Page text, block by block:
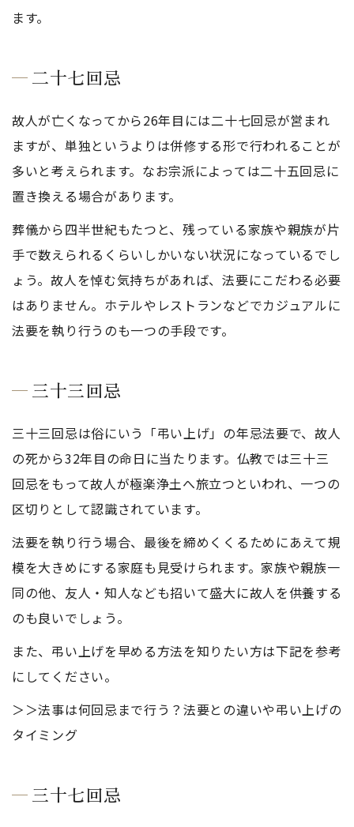
ます。
二十七回忌
故人が亡くなってから26年目には二十七回忌が営まれ
ますが、単独というよりは併修する形で行われることが
多いと考えられます。なお宗派によっては二十五回忌に
置き換える場合があります。
葬儀から四半世紀もたつと、残っている家族や親族が片
手で数えられるくらいしかいない状況になっているでし
ょう。故人を悼む気持ちがあれば、法要にこだわる必要
はありません。ホテルやレストランなどでカジュアルに
法要を執り行うのも一つの手段です。
三十三回忌
三十三回忌は俗にいう「弔い上げ」の年忌法要で、故人
の死から32年目の命日に当たります。仏教では三十三
回忌をもって故人が極楽浄土へ旅立つといわれ、一つの
区切りとして認識されています。
法要を執り行う場合、最後を締めくくるためにあえて規
模を大きめにする家庭も見受けられます。家族や親族一
同の他、友人・知人なども招いて盛大に故人を供養する
のも良いでしょう。
また、弔い上げを早める方法を知りたい方は下記を参考
にしてください。
＞＞法事は何回忌まで行う？法要との違いや弔い上げの
タイミング
三十七回忌